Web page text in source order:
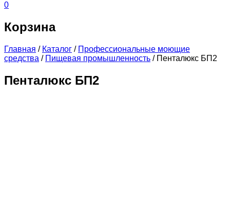
0
Корзина
Главная / Каталог / Профессиональные моющие
средства / Пищевая промышленность / Пенталюкс БП2
Пенталюкс БП2